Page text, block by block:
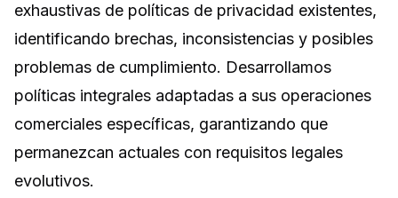
exhaustivas de políticas de privacidad existentes,
identificando brechas, inconsistencias y posibles
problemas de cumplimiento. Desarrollamos
políticas integrales adaptadas a sus operaciones
comerciales específicas, garantizando que
permanezcan actuales con requisitos legales
evolutivos.